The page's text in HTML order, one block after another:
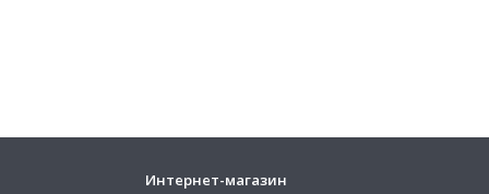
Интернет-магазин